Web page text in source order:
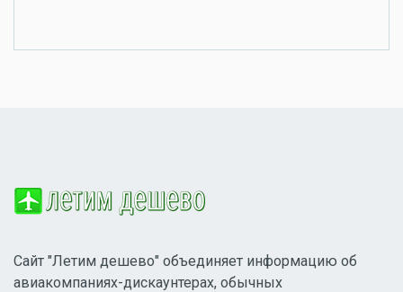
Сайт "Летим дешево" объединяет информацию об
авиакомпаниях-дискаунтерах, обычных